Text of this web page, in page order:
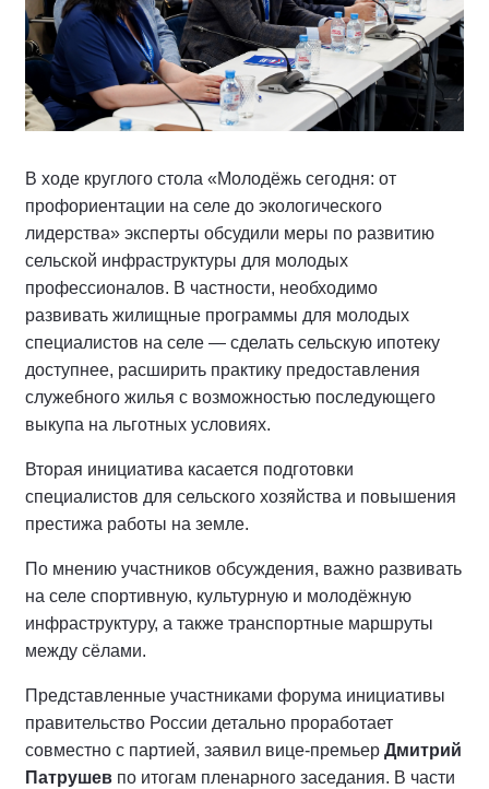
В ходе круглого стола «Молодёжь сегодня: от
профориентации на селе до экологического
лидерства» эксперты обсудили меры по развитию
сельской инфраструктуры для молодых
профессионалов. В частности, необходимо
развивать жилищные программы для молодых
специалистов на селе — сделать сельскую ипотеку
доступнее, расширить практику предоставления
служебного жилья с возможностью последующего
выкупа на льготных условиях.
Вторая инициатива касается подготовки
специалистов для сельского хозяйства и повышения
престижа работы на земле.
По мнению участников обсуждения, важно развивать
на селе спортивную, культурную и молодёжную
инфраструктуру, а также транспортные маршруты
между сёлами.
Представленные участниками форума инициативы
правительство России детально проработает
совместно с партией, заявил вице-премьер Дмитрий
Патрушев по итогам пленарного заседания. В части